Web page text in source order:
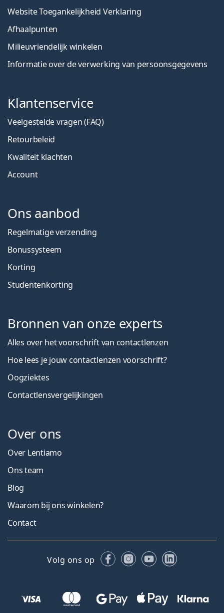
Website Toegankelijkheid Verklaring
Afhaalpunten
Milieuvriendelijk winkelen
Informatie over de verwerking van persoonsgegevens
Klantenservice
Veelgestelde vragen (FAQ)
Retourbeleid
Kwaliteit klachten
Account
Ons aanbod
Regelmatige verzending
Bonussysteem
Korting
Studentenkorting
Bronnen van onze experts
Alles over het voorschrift van contactlenzen
Hoe lees je jouw contactlenzen voorschrift?
Oogziektes
Contactlensvergelijkingen
Over ons
Over Lentiamo
Ons team
Blog
Waarom bij ons winkelen?
Contact
Volg ons op FacebookInstagram
YouTubeLinkedIn